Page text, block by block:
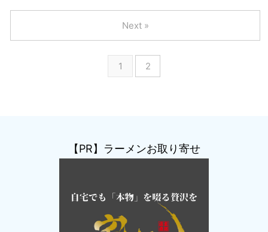
1 2
Next »
【PR】ラーメンお取り寄せ